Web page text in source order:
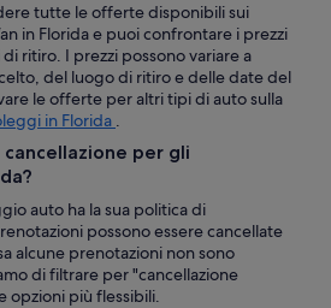
tutte le offerte disponibili sui
in Florida e puoi confrontare i prezzi
ritiro. I prezzi possono variare a
del luogo di ritiro e delle date del
le offerte per altri tipi di auto sulla
in Florida .
per gli
auto ha la sua politica di
possono essere cancellate
alcune prenotazioni non sono
di filtrare per "cancellazione
opzioni più flessibili.